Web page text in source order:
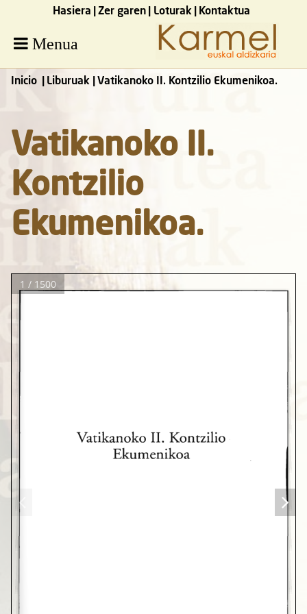
Hasiera Zer garen Loturak Kontaktua
Menua
Inicio Liburuak Vatikanoko II. Kontzilio Ekumenikoa.
Vatikanoko II.
Kontzilio
Ekumenikoa.
1 / 1500